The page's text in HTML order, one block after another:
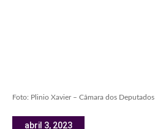
Foto: Plinio Xavier – Câmara dos Deputados
abril 3, 2023